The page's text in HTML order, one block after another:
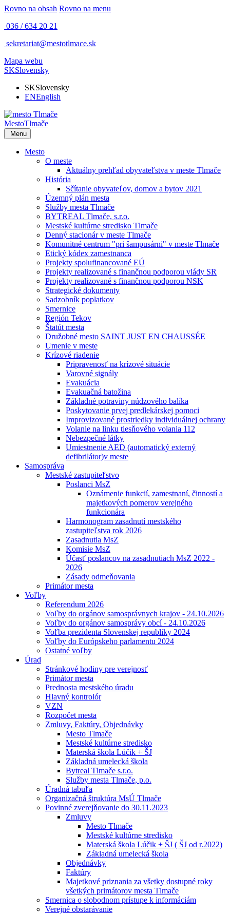
Rovno na obsah Rovno na menu
036 / 634 20 21
sekretariat@mestotlmace.sk
Mapa webu
SKSlovensky
SKSlovensky
ENEnglish
MestoTlmače
Menu
Mesto
O meste
Aktuálny prehľad obyvateľstva v meste Tlmače
História
Sčítanie obyvateľov, domov a bytov 2021
Územný plán mesta
Služby mesta Tlmače
BYTREAL Tlmače, s.r.o.
Mestské kultúrne stredisko Tlmače
Denný stacionár v meste Tlmače
Komunitné centrum "pri šampusárni" v meste Tlmače
Etický kódex zamestnanca
Projekty spolufinancované EÚ
Projekty realizované s finančnou podporou vlády SR
Projekty realizované s finančnou podporou NSK
Strategické dokumenty
Sadzobník poplatkov
Smernice
Región Tekov
Štatút mesta
Družobné mesto SAINT JUST EN CHAUSSÉE
Umenie v meste
Krízové riadenie
Pripravenosť na krízové situácie
Varovné signály
Evakuácia
Evakuačná batožina
Základné potraviny núdzového balíka
Poskytovanie prvej predlekárskej pomoci
Improvizované prostriedky individuálnej ochrany
Volanie na linku tiesňového volania 112
Nebezpečné látky
Umiestnenie AED (automatický externý
defibrilátor)v meste
Samospráva
Mestské zastupiteľstvo
Poslanci MsZ
Oznámenie funkcií, zamestnaní, činností a
majetkových pomerov verejného
funkcionára
Harmonogram zasadnutí mestského
zastupiteľstva rok 2026
Zasadnutia MsZ
Komisie MsZ
Účasť poslancov na zasadnutiach MsZ 2022 -
2026
Zásady odmeňovania
Primátor mesta
Voľby
Referendum 2026
Voľby do orgánov samosprávnych krajov - 24.10.2026
Voľby do orgánov samosprávy obcí - 24.10.2026
Voľba prezidenta Slovenskej republiky 2024
Voľby do Európskeho parlamentu 2024
Ostatné voľby
Úrad
Stránkové hodiny pre verejnosť
Primátor mesta
Prednosta mestského úradu
Hlavný kontrolór
VZN
Rozpočet mesta
Zmluvy, Faktúry, Objednávky
Mesto Tlmače
Mestské kultúrne stredisko
Materská škola Lúčik + ŠJ
Základná umelecká škola
Bytreal Tlmače s.r.o.
Služby mesta Tlmače, p.o.
Úradná tabuľa
Organizačná štruktúra MsÚ Tlmače
Povinné zverejňovanie do 30.11.2023
Zmluvy
Mesto Tlmače
Mestské kultúrne stredisko
Materská škola Lúčik + ŠJ ( ŠJ od r.2022)
Základná umelecká škola
Objednávky
Faktúry
Majetkové priznania za všetky dostupné roky
všetkých primátorov mesta Tlmače
Smernica o slobodnom prístupe k informáciám
Verejné obstarávanie